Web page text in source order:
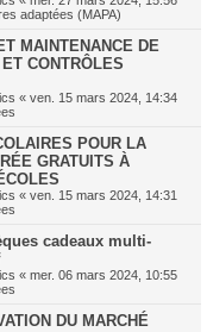
adaptées (MAPA)
MAINTENANCE DE
CONTRÔLES
« ven. 15 mars 2024, 14:34
POUR LA
GRATUITS À
« ven. 15 mars 2024, 14:31
cadeaux multi-
« mer. 06 mars 2024, 10:55
DU MARCHÉ